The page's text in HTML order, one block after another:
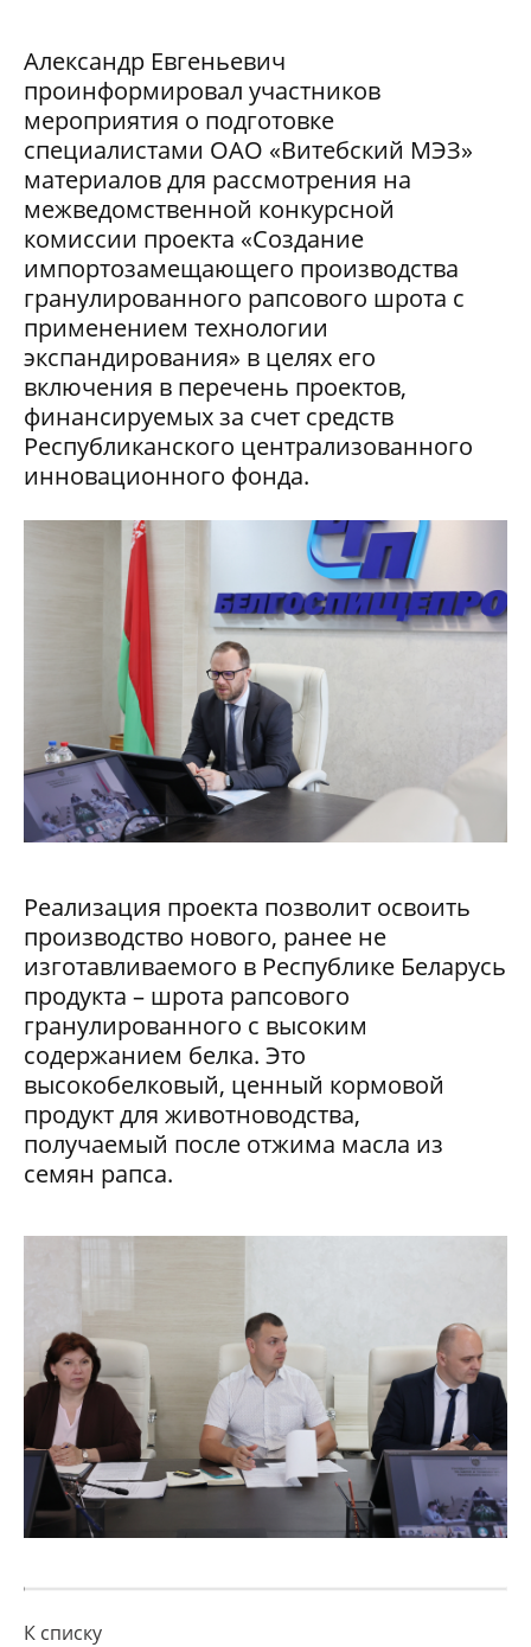
Александр Евгеньевич
проинформировал участников
мероприятия о подготовке
специалистами ОАО «Витебский МЭЗ»
материалов для рассмотрения на
межведомственной конкурсной
комиссии проекта «Создание
импортозамещающего производства
гранулированного рапсового шрота с
применением технологии
экспандирования» в целях его
включения в перечень проектов,
финансируемых за счет средств
Республиканского централизованного
инновационного фонда.
Реализация проекта позволит освоить
производство нового, ранее не
изготавливаемого в Республике Беларусь
продукта – шрота рапсового
гранулированного с высоким
содержанием белка. Это
высокобелковый, ценный кормовой
продукт для животноводства,
получаемый после отжима масла из
семян рапса.
К списку